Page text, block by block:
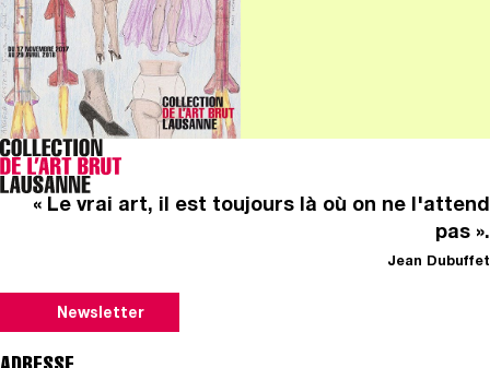
« Le vrai art, il est toujours là où on ne l'attend
pas ».
Jean Dubuffet
Newsletter